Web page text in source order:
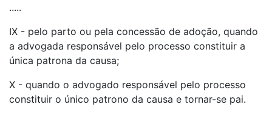
.....
IX - pelo parto ou pela concessão de adoção, quando
a advogada responsável pelo processo constituir a
única patrona da causa;
X - quando o advogado responsável pelo processo
constituir o único patrono da causa e tornar-se pai.